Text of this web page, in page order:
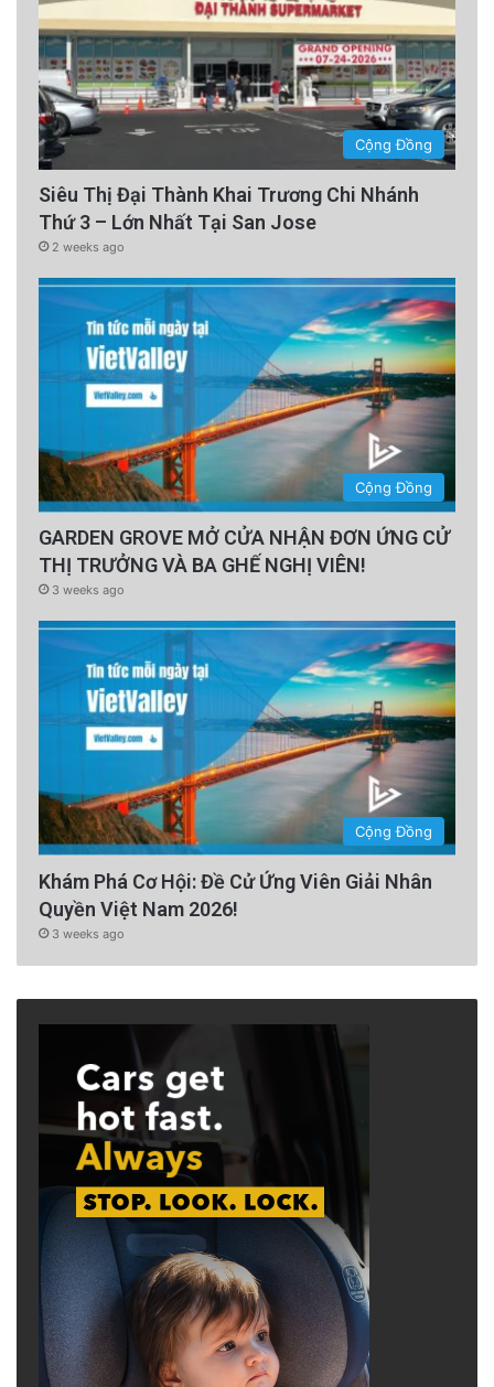
Cộng Đồng
Siêu Thị Đại Thành Khai Trương Chi Nhánh
Thứ 3 – Lớn Nhất Tại San Jose
2 weeks ago
Cộng Đồng
GARDEN GROVE MỞ CỬA NHẬN ĐƠN ỨNG CỬ
THỊ TRƯỞNG VÀ BA GHẾ NGHỊ VIÊN!
3 weeks ago
Cộng Đồng
Khám Phá Cơ Hội: Đề Cử Ứng Viên Giải Nhân
Quyền Việt Nam 2026!
3 weeks ago